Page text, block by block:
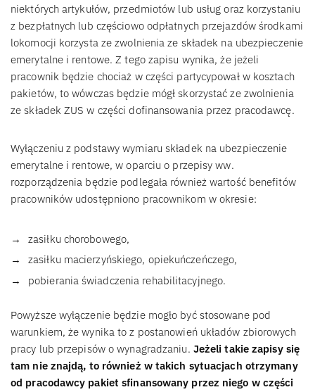
niektórych artykułów, przedmiotów lub usług oraz korzystaniu
z bezpłatnych lub częściowo odpłatnych przejazdów środkami
lokomocji korzysta ze zwolnienia ze składek na ubezpieczenie
emerytalne i rentowe. Z tego zapisu wynika, że jeżeli
pracownik będzie chociaż w części partycypował w kosztach
pakietów, to wówczas będzie mógł skorzystać ze zwolnienia
ze składek ZUS w części dofinansowania przez pracodawcę.
Wyłączeniu z podstawy wymiaru składek na ubezpieczenie
emerytalne i rentowe, w oparciu o przepisy ww.
rozporządzenia będzie podlegała również wartość benefitów
pracowników udostępniono pracownikom w okresie:
zasiłku chorobowego,
zasiłku macierzyńskiego, opiekuńczeńczego,
pobierania świadczenia rehabilitacyjnego.
Powyższe wyłączenie będzie mogło być stosowane pod
warunkiem, że wynika to z postanowień układów zbiorowych
pracy lub przepisów o wynagradzaniu. Jeżeli takie zapisy się
tam nie znajdą, to również w takich sytuacjach otrzymany
od pracodawcy pakiet sfinansowany przez niego w części